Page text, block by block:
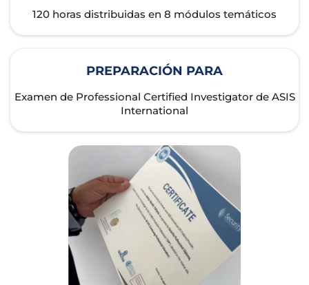
120 horas distribuidas en 8 módulos temáticos
PREPARACIÓN PARA
Examen de Professional Certified Investigator de ASIS
International